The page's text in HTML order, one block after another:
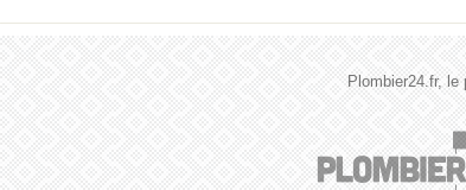
Plombier24.fr, le